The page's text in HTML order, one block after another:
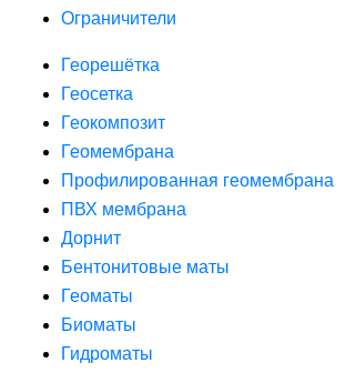
Ограничители
Георешётка
Геосетка
Геокомпозит
Геомембрана
Профилированная геомембрана
ПВХ мембрана
Дорнит
Бентонитовые маты
Геоматы
Биоматы
Гидроматы